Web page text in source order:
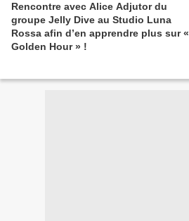
Rencontre avec Alice Adjutor du
groupe Jelly Dive au Studio Luna
Rossa afin d’en apprendre plus sur «
Golden Hour » !